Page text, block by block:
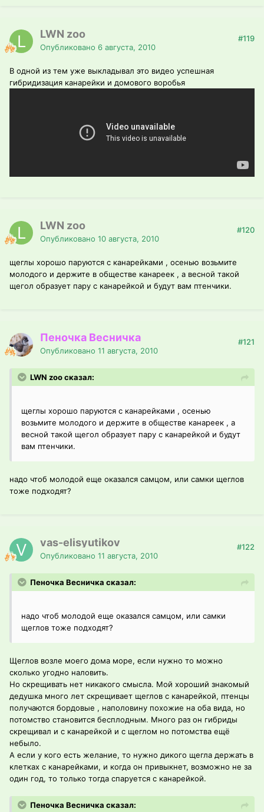
LWN zoo
Опубликовано 6 августа, 2010
#119
В одной из тем уже выкладывал это видео успешная
гибридизация канарейки и домового воробья
LWN zoo
Опубликовано 10 августа, 2010
#120
щеглы хорошо паруются с канарейками , осенью возьмите
молодого и держите в обществе канареек , а весной такой
щегол образует пару с канарейкой и будут вам птенчики.
Пеночка Весничка
Опубликовано 11 августа, 2010
#121
LWN zoo сказал:
щеглы хорошо паруются с канарейками , осенью
возьмите молодого и держите в обществе канареек , а
весной такой щегол образует пару с канарейкой и будут
вам птенчики.
надо чтоб молодой еще оказался самцом, или самки щеглов
тоже подходят?
vas-elisyutikov
Опубликовано 11 августа, 2010
#122
Пеночка Весничка сказал:
надо чтоб молодой еще оказался самцом, или самки
щеглов тоже подходят?
Щеглов возле моего дома море, если нужно то можно
сколько угодно наловить.
Но скрещивать нет никакого смысла. Мой хороший знакомый
дедушка много лет скрещивает щеглов с канарейкой, птенцы
получаются бордовые , наполовину похожие на оба вида, но
потомство становится бесплодным. Много раз он гибриды
скрещивал и с канарейкой и с щеглом но потомства ещё
небыло.
А если у кого есть желание, то нужно дикого щегла держать в
клетках с канарейками, и когда он привыкнет, возможно не за
один год, то только тогда спаруется с канарейкой.
Пеночка Весничка сказал: